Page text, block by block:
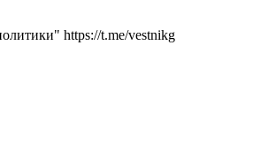
https://t.me/vestnikg